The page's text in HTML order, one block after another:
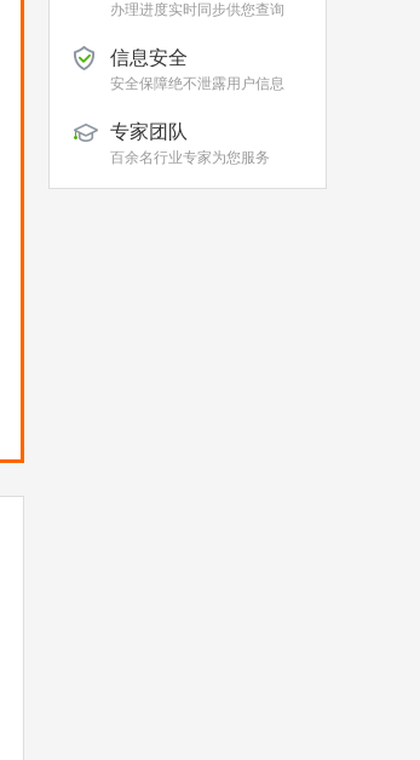
办理进度实时同步供您查询
信息安全
安全保障绝不泄露用户信息
专家团队
百余名行业专家为您服务